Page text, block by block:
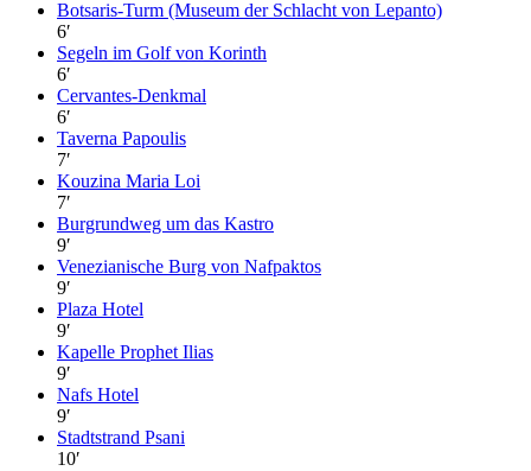
Botsaris-Turm (Museum der Schlacht von Lepanto)
6′
Segeln im Golf von Korinth
6′
Cervantes-Denkmal
6′
Taverna Papoulis
7′
Kouzina Maria Loi
7′
Burgrundweg um das Kastro
9′
Venezianische Burg von Nafpaktos
9′
Plaza Hotel
9′
Kapelle Prophet Ilias
9′
Nafs Hotel
9′
Stadtstrand Psani
10′